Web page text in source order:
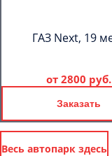
ГАЗ Next, 19
от 2800 руб.
Заказать
Весь автопарк здесь